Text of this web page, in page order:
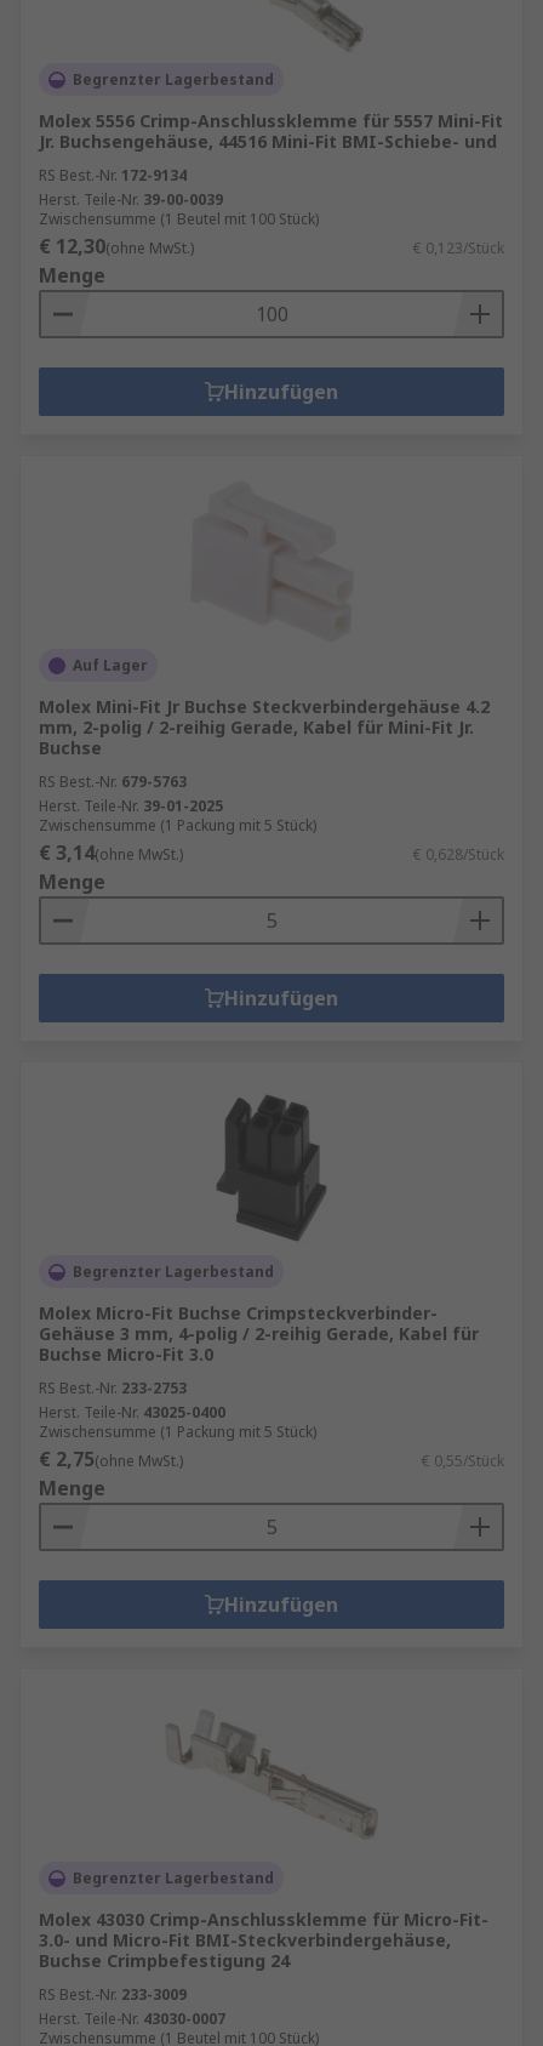
Begrenzter Lagerbestand
Molex 5556 Crimp-Anschlussklemme für 5557 Mini-Fit
Jr. Buchsengehäuse, 44516 Mini-Fit BMI-Schiebe- und
RS Best.-Nr. 172-9134
Herst. Teile-Nr. 39-00-0039
Zwischensumme (1 Beutel mit 100 Stück)
€ 12,30(ohne MwSt.) € 0,123/Stück
Menge
Hinzufügen
Auf Lager
Molex Mini-Fit Jr Buchse Steckverbindergehäuse 4.2
mm, 2-polig / 2-reihig Gerade, Kabel für Mini-Fit Jr.
Buchse
RS Best.-Nr. 679-5763
Herst. Teile-Nr. 39-01-2025
Zwischensumme (1 Packung mit 5 Stück)
€ 3,14(ohne MwSt.) € 0,628/Stück
Menge
Hinzufügen
Begrenzter Lagerbestand
Molex Micro-Fit Buchse Crimpsteckverbinder-
Gehäuse 3 mm, 4-polig / 2-reihig Gerade, Kabel für
Buchse Micro-Fit 3.0
RS Best.-Nr. 233-2753
Herst. Teile-Nr. 43025-0400
Zwischensumme (1 Packung mit 5 Stück)
€ 2,75(ohne MwSt.) € 0,55/Stück
Menge
Hinzufügen
Begrenzter Lagerbestand
Molex 43030 Crimp-Anschlussklemme für Micro-Fit-
3.0- und Micro-Fit BMI-Steckverbindergehäuse,
Buchse Crimpbefestigung 24
RS Best.-Nr. 233-3009
Herst. Teile-Nr. 43030-0007
Zwischensumme (1 Beutel mit 100 Stück)